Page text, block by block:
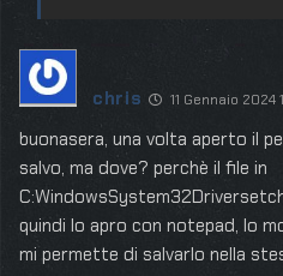
chris 11 Gennaio 2024
buonasera, una volta aperto il
salvo, ma dove? perchè il file in
quindi lo apro con notepad, lo
mi permette di salvarlo nella